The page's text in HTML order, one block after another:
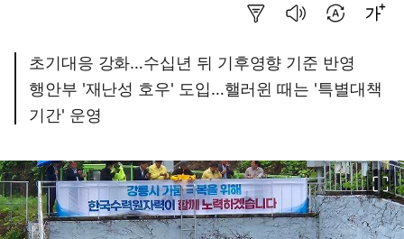
초기대응 강화…수십년 뒤 기후영향 기준 반영
행안부 '재난성 호우' 도입…핼러윈 때는 '특별대책
기간' 운영